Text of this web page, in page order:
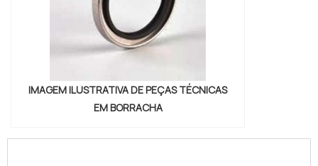
IMAGEM ILUSTRATIVA DE PEÇAS TÉCNICAS
EM BORRACHA